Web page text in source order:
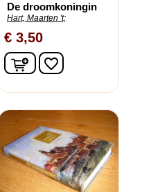
De droomkoningin
Hart, Maarten 't;
€ 3,50
In winkelwagen
favorite_border